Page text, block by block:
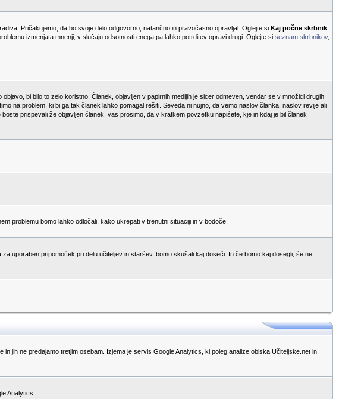
Pričakujemo, da bo svoje delo odgovorno, natančno in pravočasno opravljal. Oglejte si Kaj počne skrbnik
izmenjata mnenji, v slučaju odsotnosti enega pa lahko potrditev opravi drugi. Oglejte si seznam skrbnikov,
bi bilo to zelo koristno. Članek, objavljen v papirnih medijih je sicer odmeven, vendar se v množici drugih
na problem, ki bi ga tak članek lahko pomagal rešiti. Seveda ni nujno, da vemo naslov članka, naslov revije ali
prispevali že objavljen članek, vas prosimo, da v kratkem povzetku napišete, kje in kdaj je bil članek
problemu bomo lahko odločali, kako ukrepati v trenutni situaciji in v bodoče.
uporaben pripomoček pri delu učiteljev in staršev, bomo skušali kaj doseči. In če bomo kaj dosegli, še ne
jih ne predajamo tretjim osebam. Izjema je servis Google Analytics, ki poleg analize obiska Učiteljske.net in
Analytics.